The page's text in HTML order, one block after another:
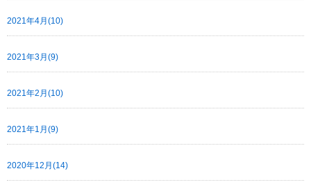
2021年4月(10)
2021年3月(9)
2021年2月(10)
2021年1月(9)
2020年12月(14)